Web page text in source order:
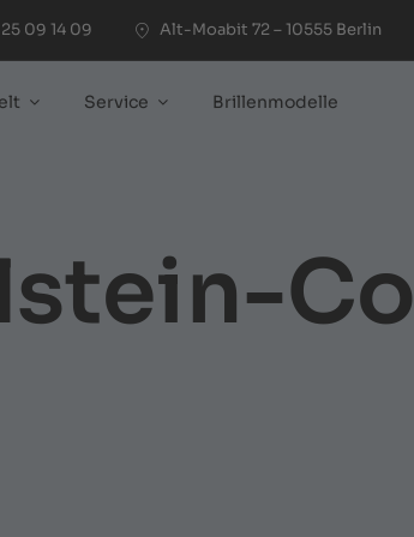
09 14 09 Alt-Moabit 72 – 10555 Berlin
Service
Brillenmodelle